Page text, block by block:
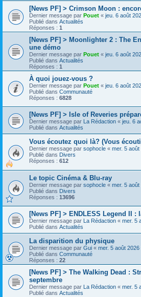
[News PF] > Crimson Moon :
Dernier message par Pouet « jeu. 6 août
Publié dans Actualités
Réponses : 1
[News PF] > Moonlighter 2 : The
une démo
Dernier message par Pouet « jeu. 6 août
Publié dans Actualités
Réponses : 1
À quoi jouez-vous ?
Dernier message par Pouet « jeu. 6 août
Publié dans Communauté
Réponses : 6828
[News PF] > Isle of Reveries
Dernier message par La Rédaction « jeu. 6
Publié dans Actualités
Vous écoutez quoi là? (Vous
Dernier message par sophocle « mer. 5
Publié dans Divers
Réponses : 612
Le topic Cinéma & Blu-ray
Dernier message par sophocle « mer. 5
Publié dans Divers
Réponses : 13696
[News PF] > ENDLESS Legend II :
Dernier message par La Rédaction « mer. 5
Publié dans Actualités
La disparition du physique
Dernier message par Gui « mer. 5 août 2026
Publié dans Communauté
Réponses : 22
[News PF] > The Walking Dead :
septembre
Dernier message par La Rédaction « mer. 5
Publié dans Actualités